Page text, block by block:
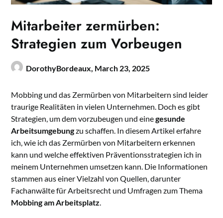
Mitarbeiter zermürben:
Strategien zum Vorbeugen
DorothyBordeaux, March 23, 2025
Mobbing und das Zermürben von Mitarbeitern sind leider
traurige Realitäten in vielen Unternehmen. Doch es gibt
Strategien, um dem vorzubeugen und einegesunde
Arbeitsumgebungzu schaffen. In diesem Artikel erfahre
ich, wie ich das Zermürben von Mitarbeitern erkennen
kann und welche effektiven Präventionsstrategien ich in
meinem Unternehmen umsetzen kann. Die Informationen
stammen aus einer Vielzahl von Quellen, darunter
Fachanwälte für Arbeitsrecht und Umfragen zum Thema
Mobbing am Arbeitsplatz.